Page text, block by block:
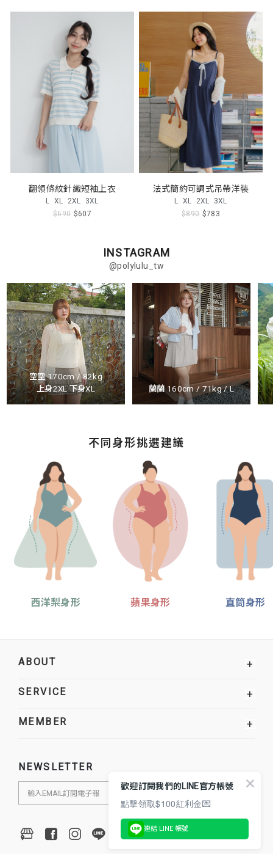
翻領條紋針織短袖上衣
L XL 2XL 3XL
$690 $607
法式簡約可調式吊帶洋裝
L XL 2XL 3XL
$890 $783
INSTAGRAM
@polylulu_tw
空空 170cm / 82kg
上身2XL 下身XL
蘭蘭 160cm / 71kg / L
不同身形挑選建議
西洋梨身形 蘋果身形 直筒身形
ABOUT +
SERVICE +
MEMBER +
NEWSLETTER
歡迎訂閱我們的LINE官方帳號
點擊領取$100紅利金💌
連結 LINE 帳號